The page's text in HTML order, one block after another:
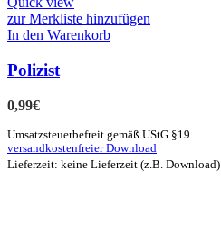
zur Merkliste hinzufügen
In den Warenkorb
Polizist
0,99€
Umsatzsteuerbefreit gemäß UStG §19
versandkostenfreier Download
Lieferzeit: keine Lieferzeit (z.B. Download)